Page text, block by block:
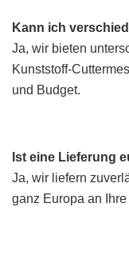
Kann ich
Ja, wir bieten
Kunststoff-
und Budget.
Ist eine Lieferung
Ja, wir liefern
ganz Europa an